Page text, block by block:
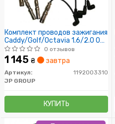
Комплект проводов зажигания
Caddy/Golf/Octavia 1.6/2.0 04-
15
0 отзывов
1 145 ₴ завтра
Артикул:
1192003310
JP GROUP
КУПИТЬ